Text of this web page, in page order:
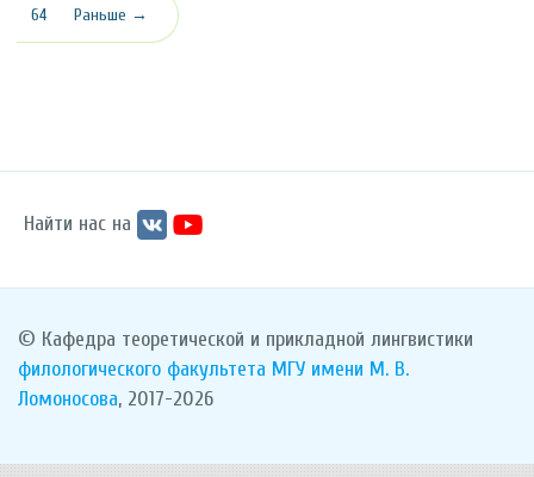
64 Раньше →
Найти нас на
© Кафедра теоретической и прикладной лингвистики
филологического факультета МГУ имени М. В.
Ломоносова, 2017-2026